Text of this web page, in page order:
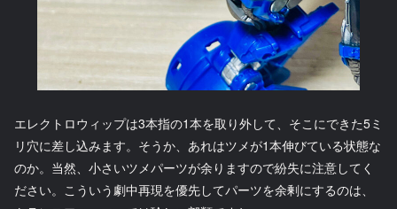
エレクトロウィップは3本指の1本を取り外して、そこにできた5ミ
リ穴に差し込みます。そうか、あれはツメが1本伸びている状態な
のか。当然、小さいツメパーツが余りますので紛失に注意してく
ださい。こういう劇中再現を優先してパーツを余剰にするのは、